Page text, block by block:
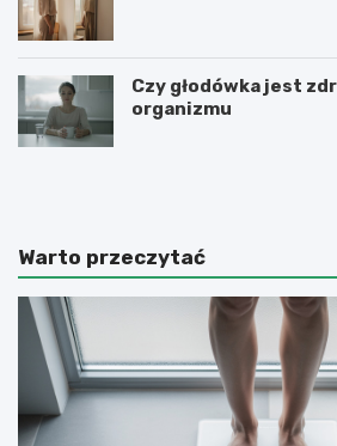
Czy głodówka jest
organizmu
D
e
g
o
s
t
B
r
a
p
–
e
Warto przeczytać